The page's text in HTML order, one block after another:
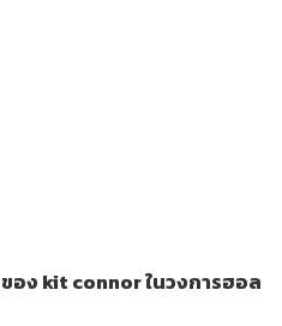
ของ kit connor ในวงการฮอล